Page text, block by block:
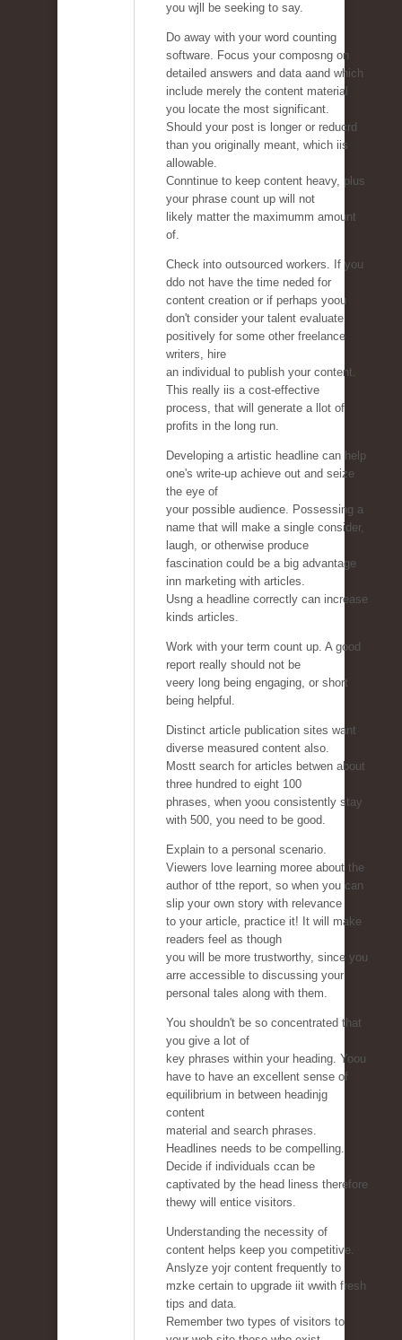
you wjll be seeking to say.
Do away with your word counting
software. Focus your composng on
detailed answers and data aand which
include merely the content material
you locate the most significant.
Should your post is longer or reducrd
than you originally meant, which iis
allowable.
Conntinue to keep content heavy, plus
your phrase count up will not
likely matter the maximumm amount
of.
Check into outsourced workers. If you
ddo not have the time neded for
content creation or if perhaps yoou
don't consider your talent evaluate
positively for some other freelance
writers, hire
an individual to publish your content.
This really iis a cost-effective
process, that will generate a llot of
profits in the long run.
Developing a artistic headline can help
one's write-up achieve out and seize
the eye of
your possible audience. Possessing a
name that will make a single consider,
laugh, or otherwise produce
fascination could be a big advantage
inn marketing with articles.
Usng a headline correctly can increase
kinds articles.
Work with your term count up. A good
report really should not be
veery long being engaging, or short
being helpful.
Distinct article publication sites want
diverse measured content also.
Mostt search for articles betwen about
three hundred to eight 100
phrases, when yoou consistently stay
with 500, you need to be good.
Explain to a personal scenario.
Viewers love learning moree about the
author of tthe report, so when you can
slip your own story with relevance
to your article, practice it! It will make
readers feel as though
you will be more trustworthy, since you
arre accessible to discussing your
personal tales along with them.
You shouldn't be so concentrated that
you give a lot of
key phrases within your heading. Yoou
have to have an excellent sense of
equilibrium in between headinjg
content
material and search phrases.
Headlines needs to be compelling.
Decide if individuals ccan be
captivated by the head liness therefore
thewy will entice visitors.
Understanding the necessity of
content helps keep you competitive.
Anslyze yojr content frequently to
mzke certain to upgrade iit wwith fresh
tips and data.
Remember two types of visitors to